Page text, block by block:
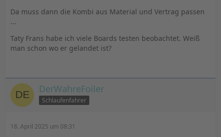
Da muss dann die Kombi aus Material und Vertrag passen
...
Taty Frans habe ich viele Boards testen beobachtet. Weiß
man schon wo er gelandet ist?
DerWahreFoiler
Schlaufenfahrer
18. April 2025 um 08:31